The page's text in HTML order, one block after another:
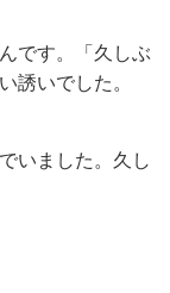
です。「久しぶ
誘いでした。
いました。久し